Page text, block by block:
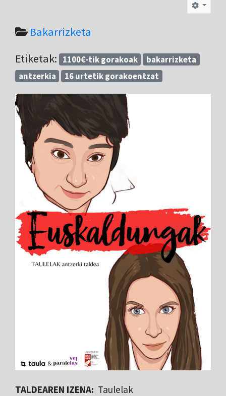
Bakarrizketa
Etiketak: 1100€-tik gorakoak
bakarrizketa
antzerkia
16 urtetik gorakoentzat
TALDEAREN IZENA: Taulelak